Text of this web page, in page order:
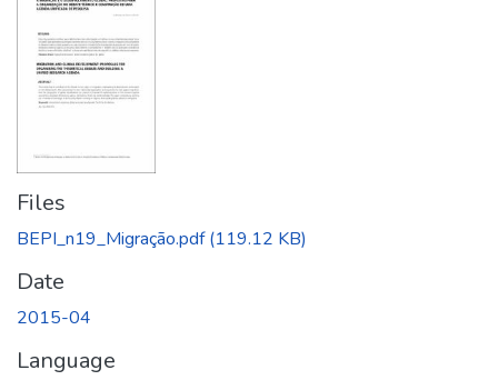
Files
BEPI_n19_Migração.pdf(119.12 KB)
Date
2015-04
Language